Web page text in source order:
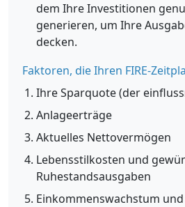
dem Ihre Investitionen
generieren, um Ihre
decken.
Faktoren, die Ihren FIRE-
Ihre Sparquote (der
Anlageerträge
Aktuelles Nettovermögen
Lebensstilkosten und
Ruhestandsausgaben
Einkommenswachstum